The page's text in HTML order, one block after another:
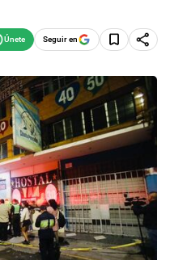
Seguir en